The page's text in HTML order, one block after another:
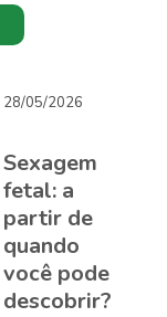
28/05/2026
Sexagem
fetal: a
partir de
quando
você pode
descobrir?